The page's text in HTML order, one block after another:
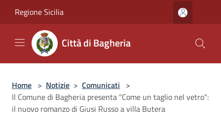
Regione Sicilia
Città di Bagheria
Home > Notizie > Comunicati >
Il Comune di Bagheria presenta "Come un taglio nel vetro":
il nuovo romanzo di Giusi Russo a villa Butera